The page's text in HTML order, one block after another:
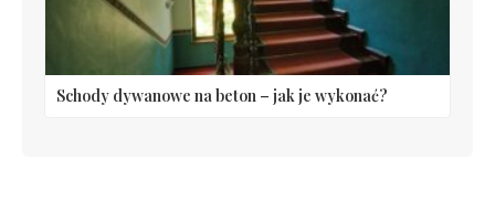
Schody dywanowe na beton – jak je wykonać?